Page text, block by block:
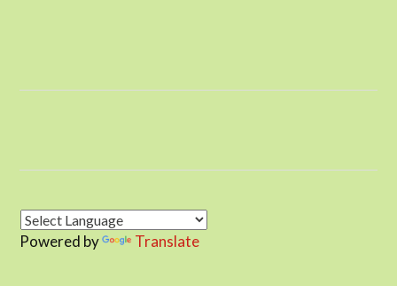
Powered by Translate